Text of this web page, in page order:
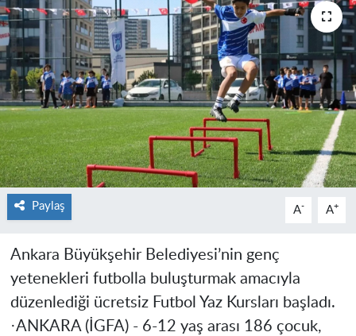
Paylaş A- A+
Ankara Büyükşehir Belediyesi’nin genç
yetenekleri futbolla buluşturmak amacıyla
düzenlediği ücretsiz Futbol Yaz Kursları başladı.
·ANKARA (İGFA) - 6-12 yaş arası 186 çocuk,
Soma
Resmi İlanlar
Son Dakika Haberleri
Haber Arşivi